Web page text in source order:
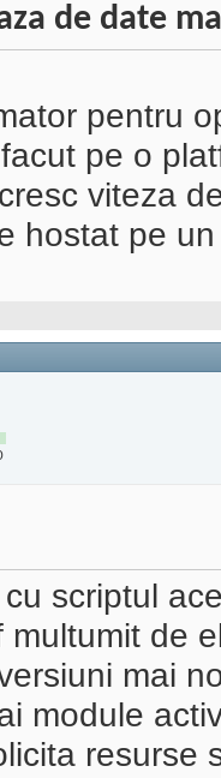
de date
pentru
pe o
viteza
hostat pe
scriptul
de
mai
module
resurse